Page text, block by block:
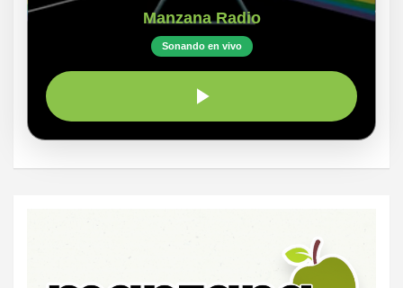
Manzana Radio
Sonando en vivo